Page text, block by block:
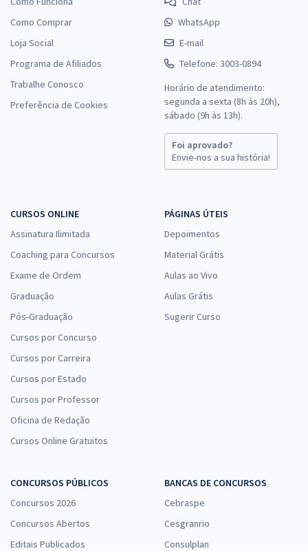
Como Comprar
Loja Social
Programa de Afiliados
Trabalhe Conosco
Preferência de Cookies
WhatsApp
E-mail
Telefone: 3003-0894
Horário de atendimento:
segunda a sexta (8h às 20h),
sábado (9h às 13h).
Foi aprovado?
Envie-nos a sua história!
CURSOS ONLINE
Assinatura Ilimitada
Coaching para Concursos
Exame de Ordem
Graduação
Pós-Graduação
Cursos por Concurso
Cursos por Carreira
Cursos por Estado
Cursos por Professor
Oficina de Redação
Cursos Online Gratuitos
PÁGINAS ÚTEIS
Depoimentos
Material Grátis
Aulas ao Vivo
Aulas Grátis
Sugerir Curso
CONCURSOS PÚBLICOS
Concursos 2026
Concursos Abertos
Editais Publicados
BANCAS DE CONCURSOS
Cebraspe
Cesgranrio
Consulplan